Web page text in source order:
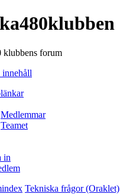
klubbens forum
Medlemmar
Teamet
in
Tekniska frågor (Oraklet)